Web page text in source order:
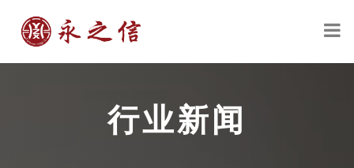
行业新闻